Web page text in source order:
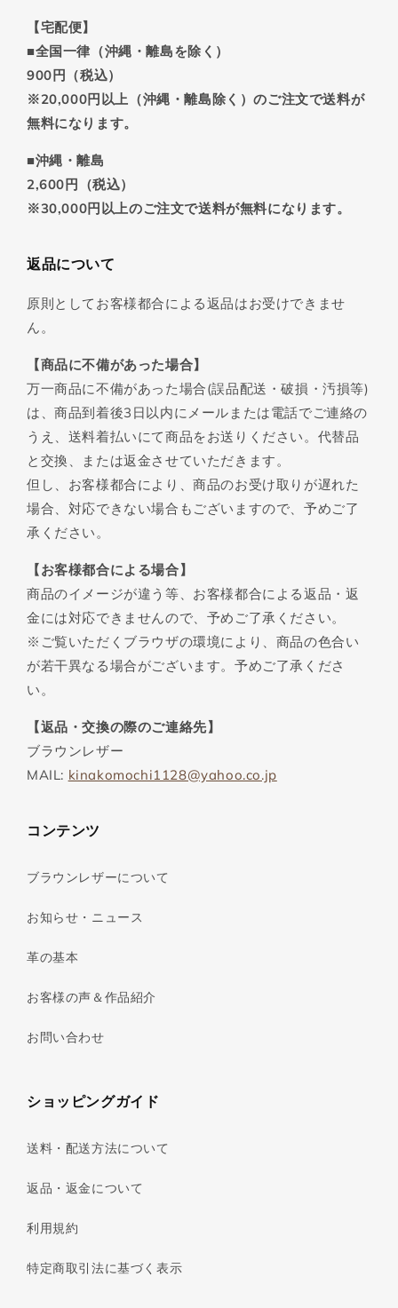
【宅配便】
■全国一律（沖縄・離島を除く）
900円（税込）
※20,000円以上（沖縄・離島除く）のご注文で送料が
無料になります。
■沖縄・離島
2,600円（税込）
※30,000円以上のご注文で送料が無料になります。
返品について
原則としてお客様都合による返品はお受けできませ
ん。
【商品に不備があった場合】
万一商品に不備があった場合(誤品配送・破損・汚損等)
は、商品到着後3日以内にメールまたは電話でご連絡の
うえ、送料着払いにて商品をお送りください。代替品
と交換、または返金させていただきます。
但し、お客様都合により、商品のお受け取りが遅れた
場合、対応できない場合もございますので、予めご了
承ください。
【お客様都合による場合】
商品のイメージが違う等、お客様都合による返品・返
金には対応できませんので、予めご了承ください。
※ご覧いただくブラウザの環境により、商品の色合い
が若干異なる場合がございます。予めご了承くださ
い。
【返品・交換の際のご連絡先】
ブラウンレザー
MAIL: kinakomochi1128@yahoo.co.jp
コンテンツ
ブラウンレザーについて
お知らせ・ニュース
革の基本
お客様の声＆作品紹介
お問い合わせ
ショッピングガイド
送料・配送方法について
返品・返金について
利用規約
特定商取引法に基づく表示